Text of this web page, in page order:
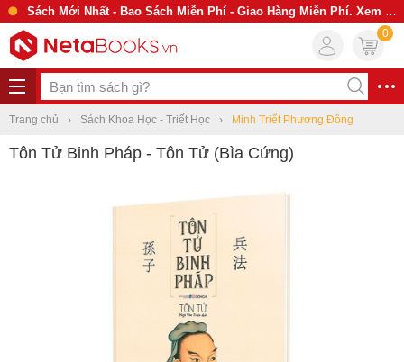
Sách Mới Nhất - Bao Sách Miễn Phí - Giao Hàng Miễn Phí. Xem Ngay
0
Trang chủ Sách Khoa Học - Triết Học Minh Triết Phương Đông
Tôn Tử Binh Pháp - Tôn Tử (Bìa Cứng)